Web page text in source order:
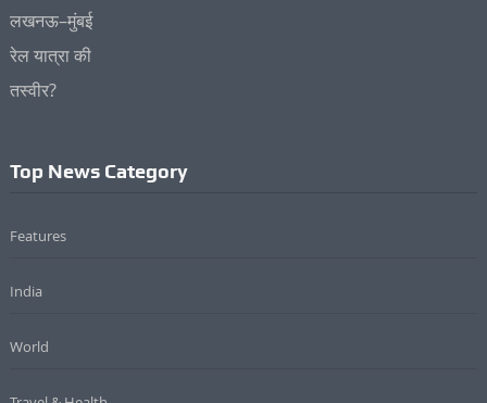
Top News Category
Features
India
World